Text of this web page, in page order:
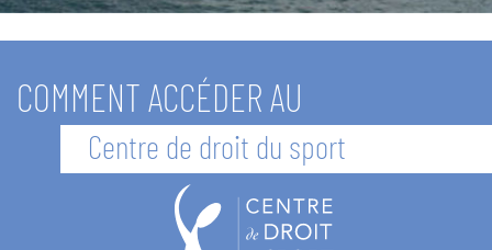
COMMENT ACCÉDER AU
Centre de droit du sport